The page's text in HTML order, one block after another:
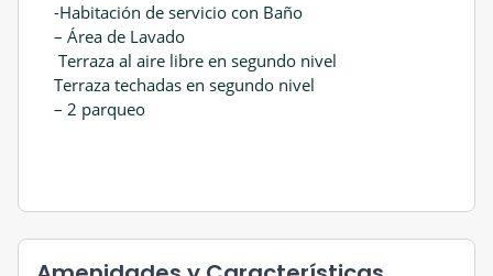
-Habitación de servicio con Baño
– Área de Lavado
Terraza al aire libre en segundo nivel
Terraza techadas en segundo nivel
– 2 parqueo